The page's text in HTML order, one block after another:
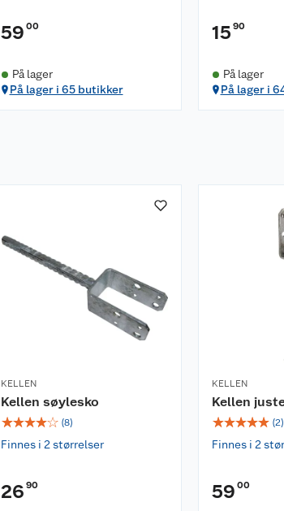
59 00
På lager
På lager i 65 butikker
15 90
På lager
På lager i
KELLEN
Kellen søylesko
☆☆☆☆☆ (8)
Finnes i 2 størrelser
26 90
KELLEN
Kellen
☆☆☆☆☆ (2)
Finnes i 2
59 00